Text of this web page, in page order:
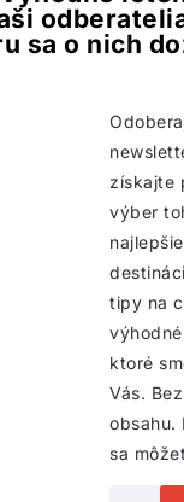
sa o nich
získajte
výber
tipy na
ktoré
Vás.
obsahu.
sa